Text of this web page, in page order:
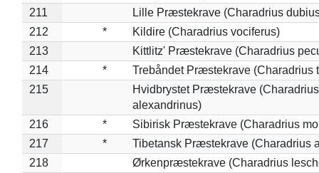
211
Lille Præstekrave (Charadrius
212
*
Kildire (Charadrius vociferus)
213
Kittlitz' Præstekrave (Charadrius
214
*
Trebåndet Præstekrave (Charadrius
215
Hvidbrystet Præstekrave (Charadrius
alexandrinus)
216
*
Sibirisk Præstekrave (Charadrius
217
*
Tibetansk Præstekrave (Charadrius
218
Ørkenpræstekrave (Charadrius